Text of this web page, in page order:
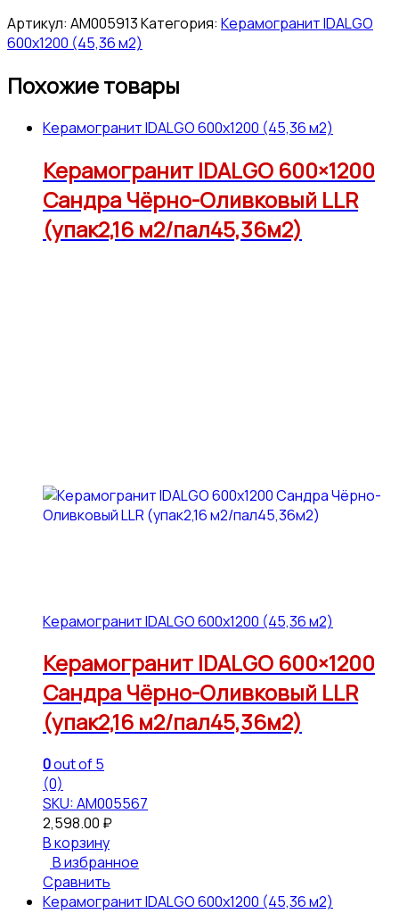
Артикул: АМ005913Категория: Керамогранит IDALGO
600x1200 (45,36 м2)
Похожие товары
Керамогранит IDALGO 600x1200 (45,36 м2)
Керамогранит IDALGO 600×1200
Сандра Чёрно-Оливковый LLR
(упак2,16 м2/пал45,36м2)
Керамогранит IDALGO 600x1200 (45,36 м2)
Керамогранит IDALGO 600×1200
Сандра Чёрно-Оливковый LLR
(упак2,16 м2/пал45,36м2)
0out of 5
(0)
SKU: АМ005567
2,598.00 ₽
В корзину
В избранное
Сравнить
Керамогранит IDALGO 600x1200 (45,36 м2)